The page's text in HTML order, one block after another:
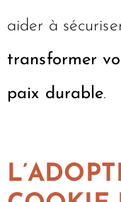
aider à
transformer
paix durable.